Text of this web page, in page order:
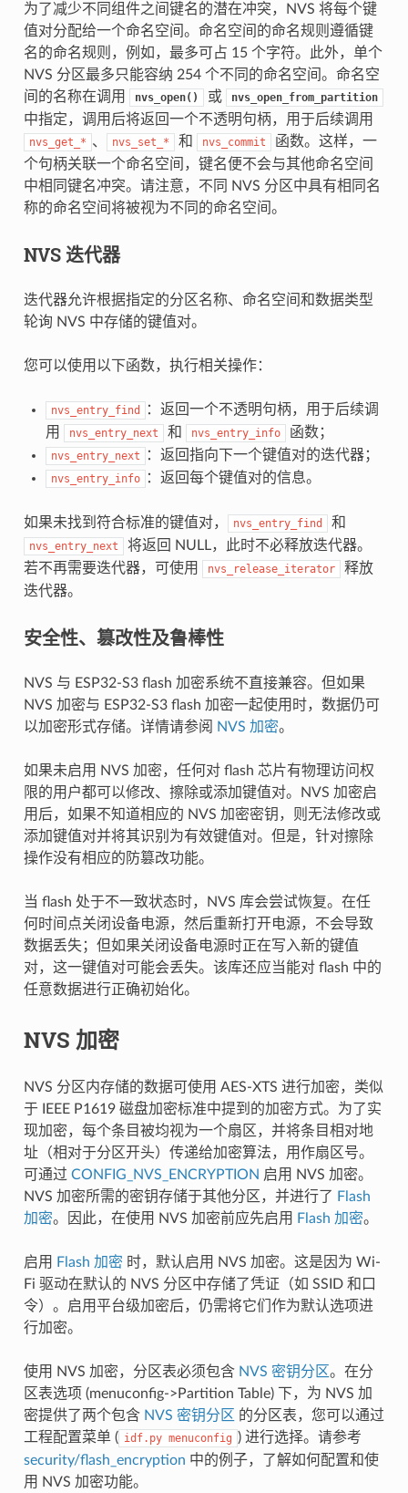
为了减少不同组件之间键名的潜在冲突，NVS 将每个键
值对分配给一个命名空间。命名空间的命名规则遵循键
名的命名规则，例如，最多可占 15 个字符。此外，单个
NVS 分区最多只能容纳 254 个不同的命名空间。命名空
间的名称在调用
nvs_open() 或 nvs_open_from_partition
中指定，调用后将返回一个不透明句柄，用于后续调用
nvs_get_* 、 nvs_set_* 和 nvs_commit
函数。这样，一
个句柄关联一个命名空间，键名便不会与其他命名空间
中相同键名冲突。请注意，不同 NVS 分区中具有相同名
称的命名空间将被视为不同的命名空间。
NVS 迭代器
迭代器允许根据指定的分区名称、命名空间和数据类型
轮询 NVS 中存储的键值对。
您可以使用以下函数，执行相关操作：
nvs_entry_find
：返回一个不透明句柄，用于后续调
用
nvs_entry_next 和 nvs_entry_info 函数；
nvs_entry_next ：返回指向下一个键值对的迭代器；
nvs_entry_info ：返回每个键值对的信息。
如果未找到符合标准的键值对， nvs_entry_find 和
nvs_entry_next
将返回 NULL，此时不必释放迭代器。
若不再需要迭代器，可使用
nvs_release_iterator
释放
迭代器。
安全性、篡改性及鲁棒性
NVS 与 ESP32-S3 flash 加密系统不直接兼容。但如果
NVS 加密与 ESP32-S3 flash 加密一起使用时，数据仍可
以加密形式存储。详情请参阅 NVS 加密。
如果未启用 NVS 加密，任何对 flash 芯片有物理访问权
限的用户都可以修改、擦除或添加键值对。NVS 加密启
用后，如果不知道相应的 NVS 加密密钥，则无法修改或
添加键值对并将其识别为有效键值对。但是，针对擦除
操作没有相应的防篡改功能。
当 flash 处于不一致状态时，NVS 库会尝试恢复。在任
何时间点关闭设备电源，然后重新打开电源，不会导致
数据丢失；但如果关闭设备电源时正在写入新的键值
对，这一键值对可能会丢失。该库还应当能对 flash 中的
任意数据进行正确初始化。
NVS 加密
NVS 分区内存储的数据可使用 AES-XTS 进行加密，类似
于 IEEE P1619 磁盘加密标准中提到的加密方式。为了实
现加密，每个条目被均视为一个扇区，并将条目相对地
址（相对于分区开头）传递给加密算法，用作扇区号。
可通过 CONFIG_NVS_ENCRYPTION 启用 NVS 加密。
NVS 加密所需的密钥存储于其他分区，并进行了
Flash
加密。因此，在使用 NVS 加密前应先启用 Flash 加密。
启用 Flash 加密 时，默认启用 NVS 加密。这是因为 Wi-
Fi 驱动在默认的 NVS 分区中存储了凭证（如 SSID 和口
令）。启用平台级加密后，仍需将它们作为默认选项进
行加密。
使用 NVS 加密，分区表必须包含 NVS 密钥分区。在分
区表选项 (menuconfig->Partition Table) 下，为 NVS 加
密提供了两个包含 NVS 密钥分区 的分区表，您可以通过
工程配置菜单 ( idf.py menuconfig ) 进行选择。请参考
security/flash_encryption 中的例子，了解如何配置和使
用 NVS 加密功能。